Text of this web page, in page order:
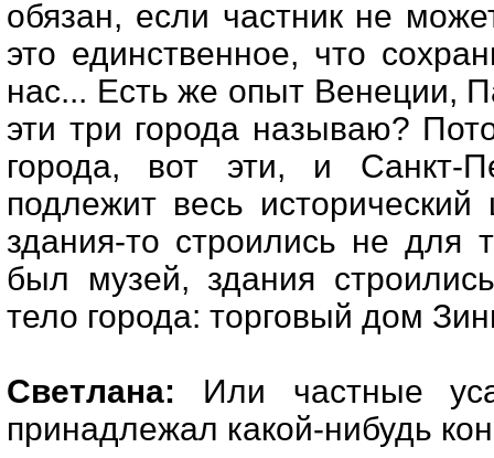
обязан, если частник не
это единственное, что
нас... Есть же опыт Венеции,
эти три города называю?
города, вот эти, и Санкт-
подлежит весь
здания-то строились не для
был музей, здания
тело города: торговый дом
Светлана: Или частные
принадлежал какой-нибудь